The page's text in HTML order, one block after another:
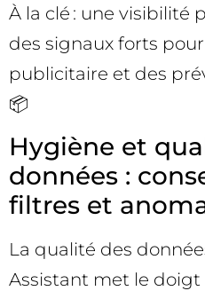
À la clé : une visibilité
des signaux forts
publicitaire et des
📦
Hygiène et
données :
filtres et
La qualité des
Assistant met le doigt